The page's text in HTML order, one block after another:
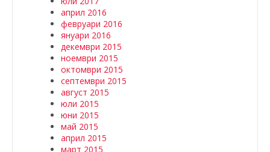
април 2016
февруари 2016
януари 2016
декември 2015
ноември 2015
октомври 2015
септември 2015
август 2015
юли 2015
юни 2015
май 2015
април 2015
март 2015